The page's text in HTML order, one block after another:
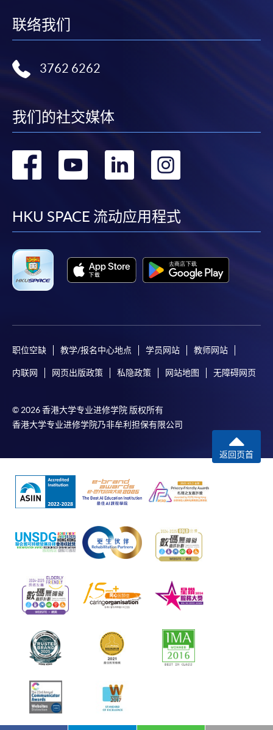
Course)
联络我们
3762 6262
我们的社交媒体
转
facebook
转
youtube
转
linkedin
HKU SPACE 流动应用程式
职位空缺 教学/报名中心地点 学员网站 教师网站
内联网 网页出版政策 私隐政策 网站地图 无障碍网页
© 2026 香港大学专业进修学院 版权所有
香港大学专业进修学院乃非牟利担保有限公司
返回页首